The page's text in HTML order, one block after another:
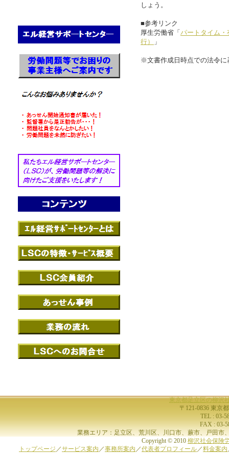
しょう。
■参考リンク
厚生労働省「 パートタイム
行）
」
※文書作成日時点での法令
東京都足立区の柳沢
〒121-0836 東京
TEL : 03-
FAX : 03-
業務エリア：足立区、荒川区、川口市、蕨市、戸田市
Copyright © 2010 柳沢社会保険
トップページ ／サービス案内 ／事務所案内 ／代表者プロフィール／料金案内